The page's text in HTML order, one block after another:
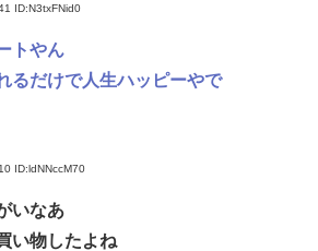
ID:N3txFNid0
トやん
るだけで人生ハッピーやで
ID:ldNNccM70
いなあ
い物したよね